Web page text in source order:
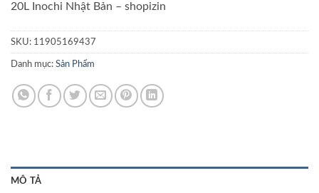
20L Inochi Nhật Bản – shopizin
SKU: 11905169437
Danh mục: Sản Phẩm
MÔ TẢ